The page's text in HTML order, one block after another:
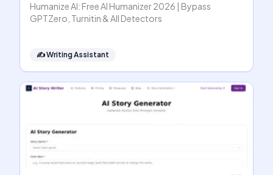
Humanize AI: Free AI Humanizer 2026 | Bypass
GPTZero, Turnitin & All Detectors
✍️Writing Assistant